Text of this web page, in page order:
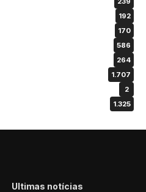
192
170
586
264
1.707
2
1.325
Últimas notícias